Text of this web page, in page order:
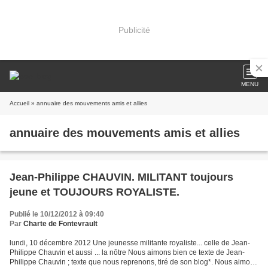
Publicité
MENU
Accueil » annuaire des mouvements amis et allies
annuaire des mouvements amis et allies
Jean-Philippe CHAUVIN. MILITANT toujours
jeune et TOUJOURS ROYALISTE.
Publié le 10/12/2012 à 09:40
Par Charte de Fontevrault
lundi, 10 décembre 2012 Une jeunesse militante royaliste... celle de Jean-
Philippe Chauvin et aussi ... la nôtre Nous aimons bien ce texte de Jean-
Philippe Chauvin ; texte que nous reprenons, tiré de son blog*. Nous aimons